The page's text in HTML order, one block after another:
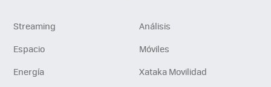
Streaming
Análisis
Espacio
Móviles
Energía
Xataka Movilidad